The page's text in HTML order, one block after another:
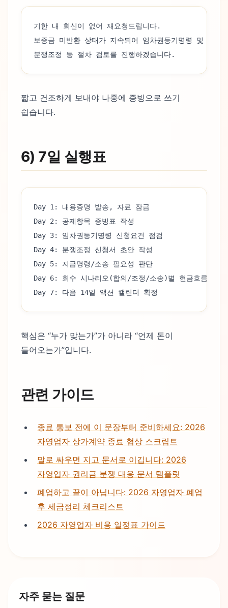
기한 내 회신이 없어 재요청드립니다.
보증금 미반환 상태가 지속되어 임차권등기명령 및
분쟁조정 등 절차 검토를 진행하겠습니다.
짧고 건조하게 보내야 나중에 증빙으로 쓰기
쉽습니다.
6) 7일 실행표
Day 1: 내용증명 발송, 자료 잠금
Day 2: 공제항목 증빙표 작성
Day 3: 임차권등기명령 신청요건 점검
Day 4: 분쟁조정 신청서 초안 작성
Day 5: 지급명령/소송 필요성 판단
Day 6: 회수 시나리오(합의/조정/소송)별 현금흐름 계산
Day 7: 다음 14일 액션 캘린더 확정
핵심은 “누가 맞는가”가 아니라 “언제 돈이
들어오는가”입니다.
관련 가이드
종료 통보 전에 이 문장부터 준비하세요: 2026
자영업자 상가계약 종료 협상 스크립트
말로 싸우면 지고 문서로 이깁니다: 2026
자영업자 권리금 분쟁 대응 문서 템플릿
폐업하고 끝이 아닙니다: 2026 자영업자 폐업
후 세금정리 체크리스트
2026 자영업자 비용 일정표 가이드
자주 묻는 질문